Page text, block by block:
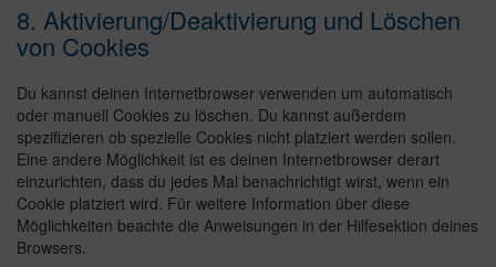
8. Aktivierung/Deaktivierung und Löschen
von Cookies
Du kannst deinen Internetbrowser verwenden um automatisch
oder manuell Cookies zu löschen. Du kannst außerdem
spezifizieren ob spezielle Cookies nicht platziert werden sollen.
Eine andere Möglichkeit ist es deinen Internetbrowser derart
einzurichten, dass du jedes Mal benachrichtigt wirst, wenn ein
Cookie platziert wird. Für weitere Information über diese
Möglichkeiten beachte die Anweisungen in der Hilfesektion deines
Browsers.